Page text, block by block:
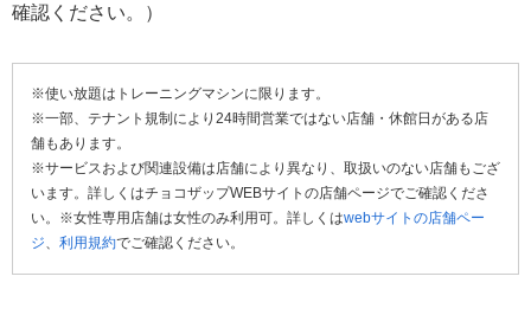
確認ください。）
※使い放題はトレーニングマシンに限ります。
※一部、テナント規制により24時間営業ではない店舗・休館日がある店
舗もあります。
※サービスおよび関連設備は店舗により異なり、取扱いのない店舗もござ
います。詳しくはチョコザップWEBサイトの店舗ページでご確認くださ
い。※女性専用店舗は女性のみ利用可。詳しくはwebサイトの店舗ペー
ジ、 利用規約でご確認ください。